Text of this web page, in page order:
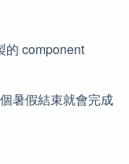
的 component
暑假結束就會完成